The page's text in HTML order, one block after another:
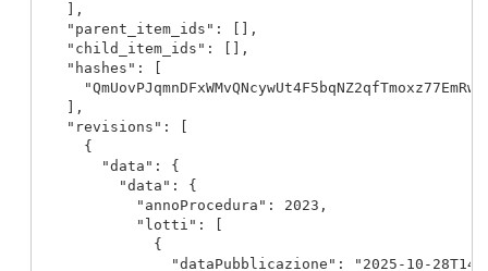
    ],
    "parent_item_ids": [],
    "child_item_ids": [],
    "hashes": [
    ],
    "revisions": [
      {
        "data": {
          "data": {
            "annoProcedura": 2023,
            "lotti": [
              {
"dataPubblicazione": "2025-10-